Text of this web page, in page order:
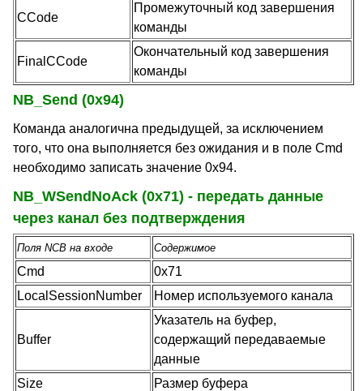
CCode
Промежуточный код завершения
команды
FinalCCode
Окончательный код завершения
команды
NB_Send (0x94)
Команда аналогична предыдущей, за исключением
того, что она выполняется без ожидания и в поле Cmd
необходимо записать значение 0x94.
NB_WSendNoAck (0x71) - передать данные
через канал без подтверждения
Поля NCB на входе Содержимое
Cmd
0x71
LocalSessionNumber
Номер используемого канала
Buffer
Указатель на буфер,
содержащий передаваемые
данные
Size
Размер буфера